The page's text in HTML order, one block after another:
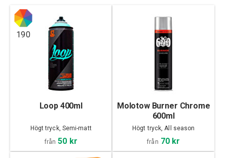
190
Loop 400ml
Högt tryck, Semi-matt
från 50 kr
Molotow Burner Chrome
600ml
Högt tryck, All season
från 70 kr